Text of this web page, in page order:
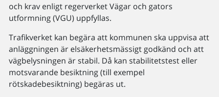
och krav enligt regerverket Vägar och gators
utformning (VGU) uppfyllas.
Trafikverket kan begära att kommunen ska uppvisa att
anläggningen är elsäkerhetsmässigt godkänd och att
vägbelysningen är stabil. Då kan stabilitetstest eller
motsvarande besiktning (till exempel
rötskadebesiktning) begäras ut.